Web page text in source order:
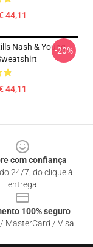
44,11
Nash & Young
44,11
-20%
com confiança
24/7, do clique à
entrega
100% seguro
MasterCard / Visa